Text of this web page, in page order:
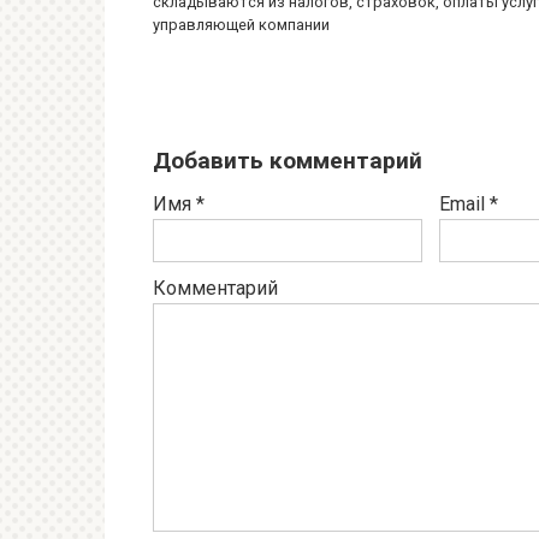
управляющей компании
Добавить комментарий
Имя * Email *
Комментарий